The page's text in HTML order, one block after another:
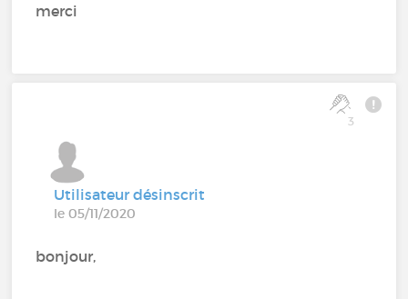
merci
3
Utilisateur désinscrit
le 05/11/2020
bonjour,